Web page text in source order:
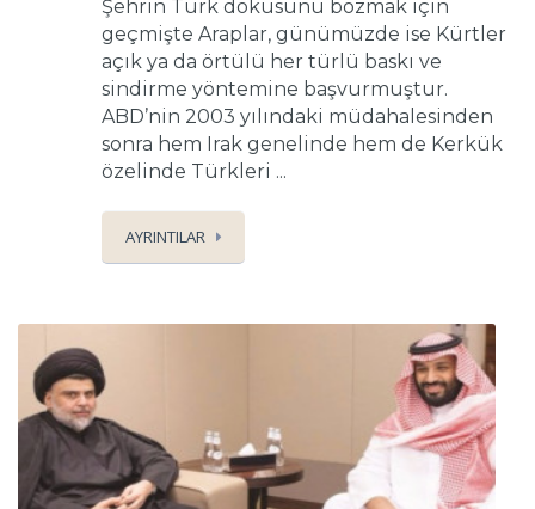
Şehrin Türk dokusunu bozmak için
geçmişte Araplar, günümüzde ise Kürtler
açık ya da örtülü her türlü baskı ve
sindirme yöntemine başvurmuştur.
ABD’nin 2003 yılındaki müdahalesinden
sonra hem Irak genelinde hem de Kerkük
özelinde Türkleri ...
AYRINTILAR